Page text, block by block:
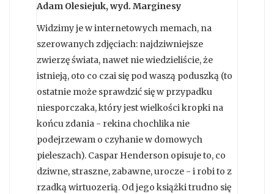
Adam Olesiejuk, wyd. Marginesy
Widzimy je w internetowych memach, na
szerowanych zdjęciach: najdziwniejsze
zwierzę świata, nawet nie wiedzieliście, że
istnieją, oto co czai się pod waszą poduszką (to
ostatnie może sprawdzić się w przypadku
niesporczaka, który jest wielkości kropki na
końcu zdania - rekina chochlika nie
podejrzewam o czyhanie w domowych
pieleszach). Caspar Henderson opisuje to, co
dziwne, straszne, zabawne, urocze - i robi to z
rzadką wirtuozerią. Od jego książki trudno się